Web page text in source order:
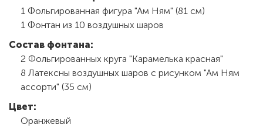
1 Фольгированная фигура "Ам Ням" (81 см)
1 Фонтан из 10 воздушных шаров
Состав фонтана:
2 Фольгированных круга "Карамелька красная"
8 Латексны воздушных шаров с рисунком "Ам Ням
ассорти" (35 см)
Цвет:
Оранжевый